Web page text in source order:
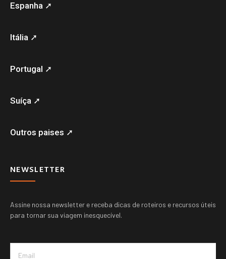
Espanha ➚
Itália ➚
Portugal ➚
Suíça ➚
Outros paises ➚
NEWSLETTER
Assine nossa newsletter e receba dicas de roteiros e recursos úteis
para tornar sua viagem inesquecível.